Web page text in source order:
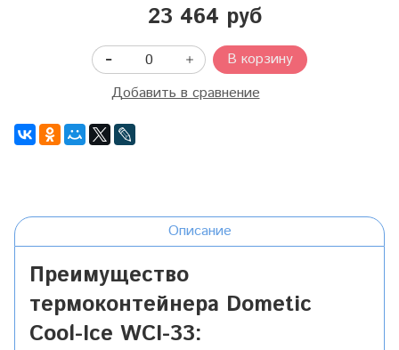
23 464 руб
В корзину
Добавить в сравнение
Описание
Преимущество
термоконтейнера Dometic
Cool-Ice WCI-33: